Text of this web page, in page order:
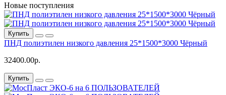
Новые поступления
Купить
ПНД полиэтилен низкого давления 25*1500*3000 Чёрный
32400.00р.
Купить